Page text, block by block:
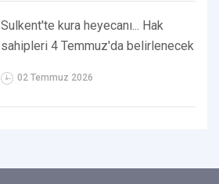
Sulkent'te kura heyecanı... Hak
sahipleri 4 Temmuz'da belirlenecek
02 Temmuz 2026